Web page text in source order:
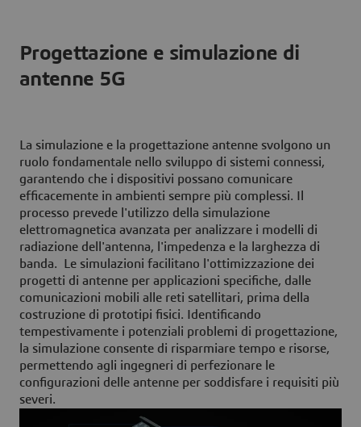
Progettazione e simulazione di
antenne 5G
La simulazione e la progettazione antenne svolgono un
ruolo fondamentale nello sviluppo di sistemi connessi,
garantendo che i dispositivi possano comunicare
efficacemente in ambienti sempre più complessi. Il
processo prevede l'utilizzo della simulazione
elettromagnetica avanzata per analizzare i modelli di
radiazione dell'antenna, l'impedenza e la larghezza di
banda. Le simulazioni facilitano l'ottimizzazione dei
progetti di antenne per applicazioni specifiche, dalle
comunicazioni mobili alle reti satellitari, prima della
costruzione di prototipi fisici. Identificando
tempestivamente i potenziali problemi di progettazione,
la simulazione consente di risparmiare tempo e risorse,
permettendo agli ingegneri di perfezionare le
configurazioni delle antenne per soddisfare i requisiti più
severi.